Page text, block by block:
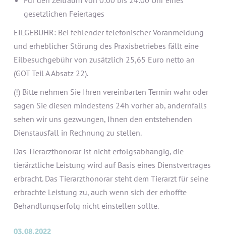
gesetzlichen Feiertages
EILGEBÜHR: Bei fehlender telefonischer Voranmeldung
und erheblicher Störung des Praxisbetriebes fällt eine
Eilbesuchgebühr von zusätzlich 25,65 Euro netto an
(GOT Teil A Absatz 22).
(!) Bitte nehmen Sie Ihren vereinbarten Termin wahr oder
sagen Sie diesen mindestens 24h vorher ab, andernfalls
sehen wir uns gezwungen, Ihnen den entstehenden
Dienstausfall in Rechnung zu stellen.
Das Tierarzthonorar ist nicht erfolgsabhängig, die
tierärztliche Leistung wird auf Basis eines Dienstvertrages
erbracht. Das Tierarzthonorar steht dem Tierarzt für seine
erbrachte Leistung zu, auch wenn sich der erhoffte
Behandlungserfolg nicht einstellen sollte.
03.08.2022